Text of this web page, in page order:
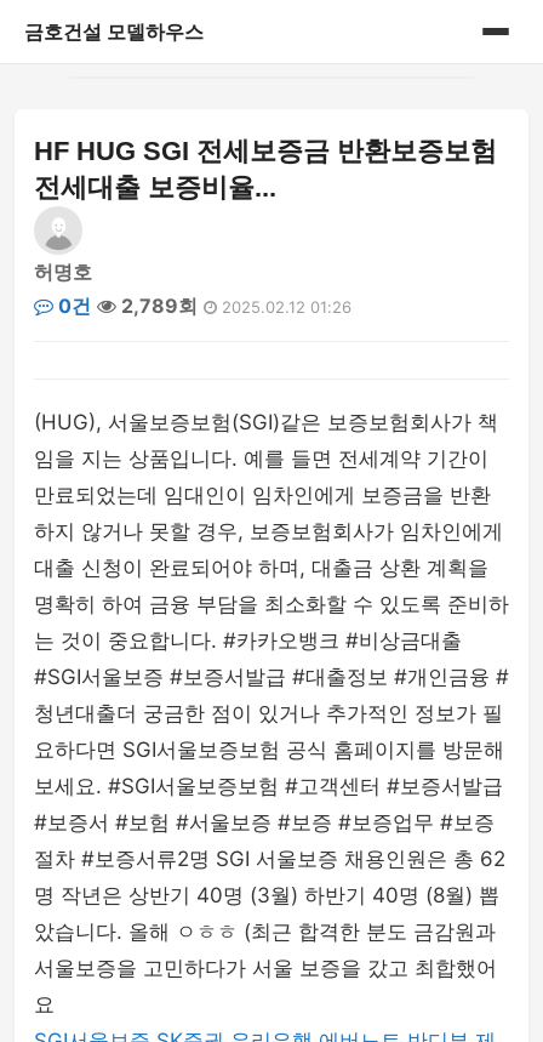
금호건설 모델하우스
게시판
HF HUG SGI 전세보증금 반환보증보험
전세대출 보증비율...
허명호
0건
2,789회 2025.02.12 01:26
(HUG), 서울보증보험(SGI)같은 보증보험회사가 책
임을 지는 상품입니다. 예를 들면 전세계약 기간이
만료되었는데 임대인이 임차인에게 보증금을 반환
하지 않거나 못할 경우, 보증보험회사가 임차인에게
대출 신청이 완료되어야 하며, 대출금 상환 계획을
명확히 하여 금융 부담을 최소화할 수 있도록 준비하
는 것이 중요합니다. #카카오뱅크 #비상금대출
#SGI서울보증 #보증서발급 #대출정보 #개인금융 #
청년대출더 궁금한 점이 있거나 추가적인 정보가 필
요하다면 SGI서울보증보험 공식 홈페이지를 방문해
보세요. #SGI서울보증보험 #고객센터 #보증서발급
#보증서 #보험 #서울보증 #보증 #보증업무 #보증
절차 #보증서류2명 SGI 서울보증 채용인원은 총 62
명 작년은 상반기 40명 (3월) 하반기 40명 (8월) 뽑
았습니다. 올해 ㅇㅎㅎ (최근 합격한 분도 금감원과
서울보증을 고민하다가 서울 보증을 갔고 최합했어
요